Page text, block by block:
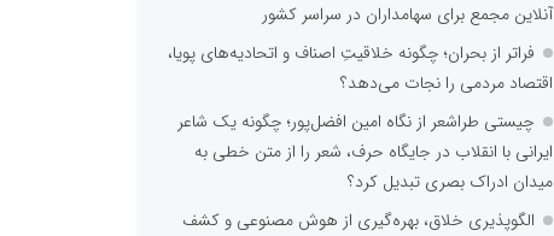
آنلاین مجمع برای سهامداران در سراسر کشور
فراتر از بحران؛ چگونه خلاقیتِ اصناف و اتحادیه‌های پویا،
اقتصاد مردمی را نجات می‌دهد؟
چیستی طراشعر از نگاه امین افضل‌پور؛ چگونه یک شاعر
ایرانی با انقلاب در جایگاه حرف، شعر را از متن خطی به
میدان ادراک بصری تبدیل کرد؟
الگوپذیری خلاق، بهره‌گیری از هوش مصنوعی و کشف